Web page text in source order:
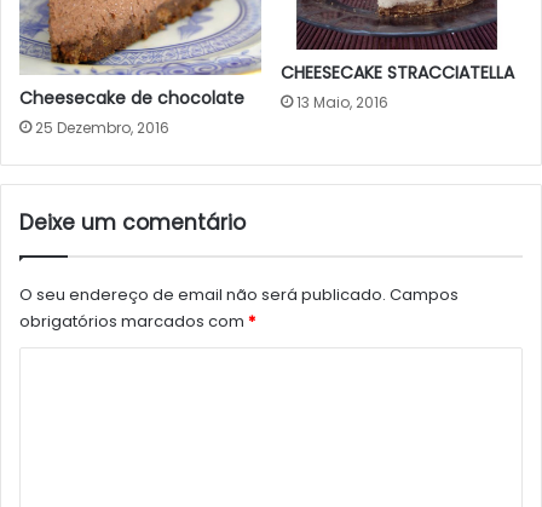
Cheesecake de chocolate
25 Dezembro, 2016
CHEESECAKE STRACCIATELLA
13 Maio, 2016
Deixe um comentário
O seu endereço de email não será publicado. Campos
obrigatórios marcados com *